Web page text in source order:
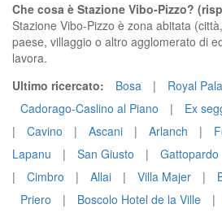
Che cosa è Stazione Vibo-Pizzo?
Stazione Vibo-Pizzo è zona abitata
paese, villaggio o altro agglomerato di
lavora.
Ultimo ricercato:
Bosa | Royal
Cadorago-Caslino al Piano
|
Ex
|
Cavino | Ascani | Arlanch |
Lapanu
| San Giusto | Gattopardo
|
Cimbro | Allai | Villa Majer |
Priero
| Boscolo Hotel de la Ville |